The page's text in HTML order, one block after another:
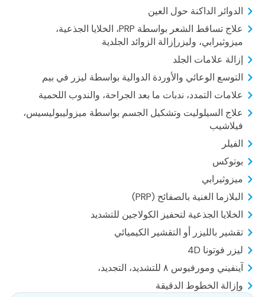
الدوائر الداكنة حول العين
علاج تساقط الشعر بواسطة PRP، الخلايا الجذعية،
ميزوثيرابي، وليزرإزالة الزوائد الجلدية
إزالة علامات الجلد
التوسع الوعائي والأوردة الدوالية بواسطة ليزر في بيم
علامات التمدد، ندبات ما بعد الجراحة، والندوب اللحمية
علاج السيلوليت وتشكيل الجسم بواسطة ميزوليبوليسيس،
فيلاشيب
الفيلر
بوتوكس
ميزوثيرابي
البلازما الغنية بالصفائح (PRP)
الخلايا الجذعية لتحفيز الكولاجين للتشديد
تقشير بالليزر أو التقشير الكيميائي
ليزر فوتونا 4D
آينفيني ومورفيوس ٨ للتشديد، التجديد،
وإزالة الخطوط الدقيقة